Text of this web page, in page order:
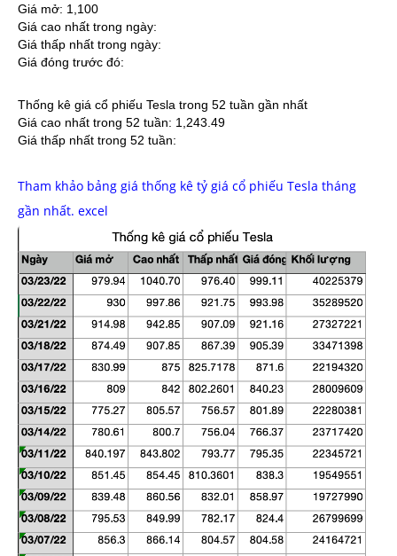
Giá mở: 1,100
Giá cao nhất trong ngày:
Giá thấp nhất trong ngày:
Giá đóng trước đó:
Thống kê giá cổ phiếu Tesla trong 52 tuần gần nhất
Giá cao nhất trong 52 tuần: 1,243.49
Giá thấp nhất trong 52 tuần:
Tham khảo bảng giá thống kê tỷ giá cổ phiếu Tesla tháng
gần nhất. excel